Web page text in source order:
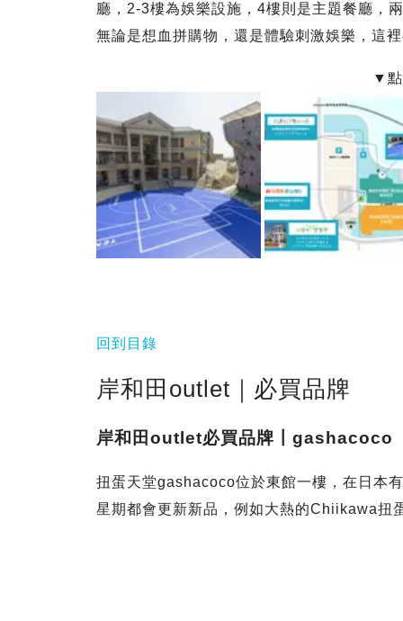
廳，2-3樓為娛樂設施，4樓則是主題餐廳，
無論是想血拼購物，還是體驗刺激娛樂，這
回到目錄
岸和田outlet｜必買品牌
岸和田outlet必買品牌〡gashacoco
扭蛋天堂gashacoco位於東館一樓，在日本
星期都會更新新品，例如大熱的Chiikawa扭